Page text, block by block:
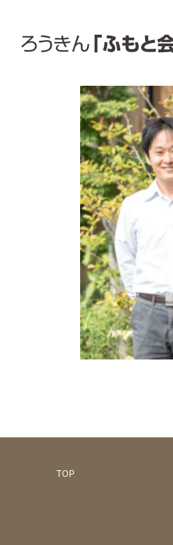
TOP